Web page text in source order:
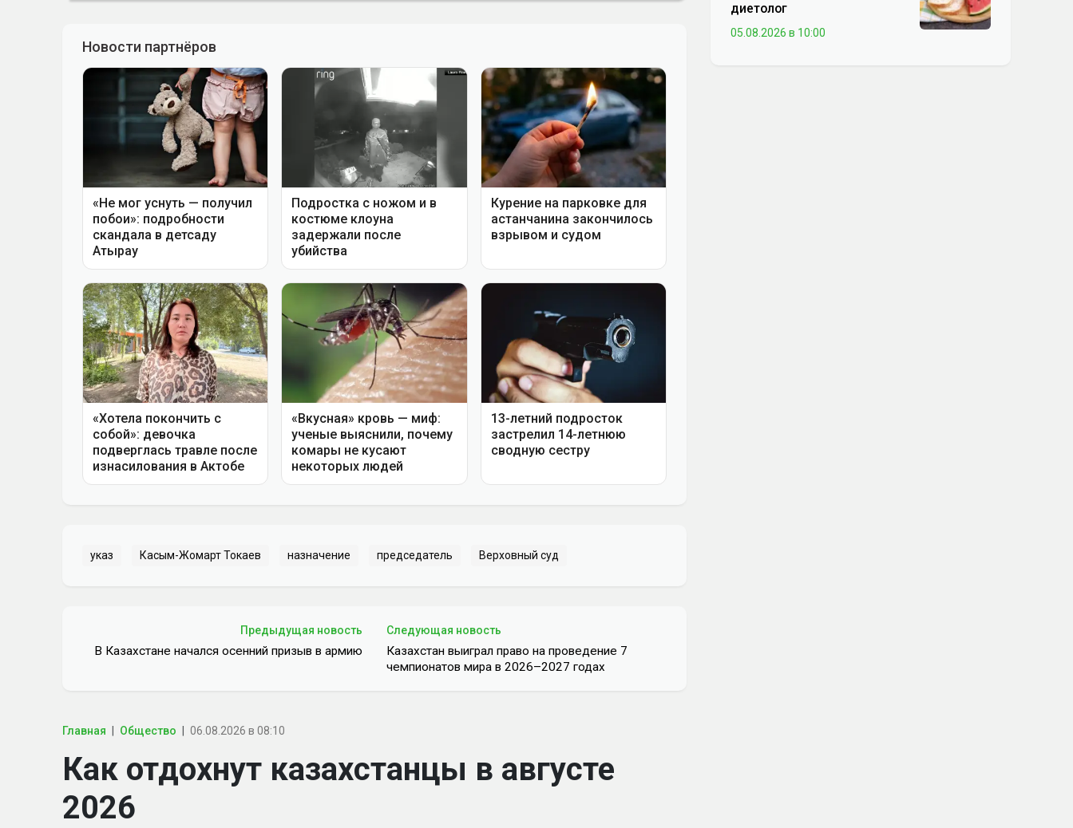
указ Касым-Жомарт Токаев назначение председатель Верховный суд
Предыдущая новость
В Казахстане начался осенний призыв в армию
Следующая новость
Казахстан выиграл право на проведение 7
чемпионатов мира в 2026–2027 годах
Главная Общество 06.08.2026 в 08:10
Как отдохнут казахстанцы в августе
2026
диетолог
05.08.2026 в 10:00